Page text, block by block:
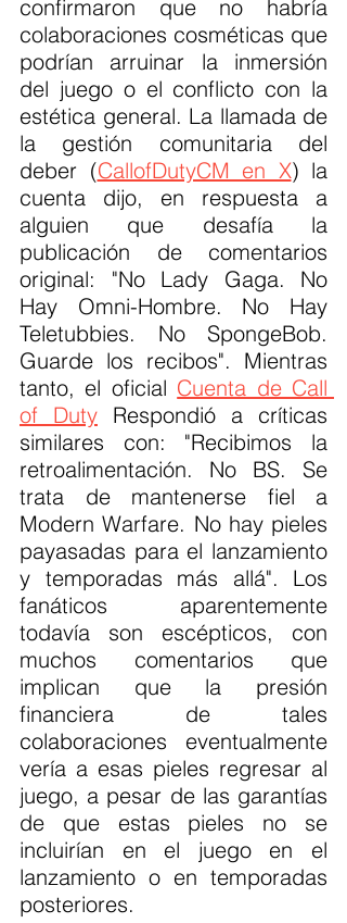
confirmaron que no habría
colaboraciones cosméticas que
podrían arruinar la inmersión
del juego o el conflicto con la
estética general. La llamada de
la gestión comunitaria del
deber (CallofDutyCM en X) la
cuenta dijo, en respuesta a
alguien que desafía la
publicación de comentarios
original: "No Lady Gaga. No
Hay Omni-Hombre. No Hay
Teletubbies. No SpongeBob.
Guarde los recibos". Mientras
tanto, el oficial Cuenta de Call
of Duty Respondió a críticas
similares con: "Recibimos la
retroalimentación. No BS. Se
trata de mantenerse fiel a
Modern Warfare. No hay pieles
payasadas para el lanzamiento
y temporadas más allá". Los
fanáticos aparentemente
todavía son escépticos, con
muchos comentarios que
implican que la presión
financiera de tales
colaboraciones eventualmente
vería a esas pieles regresar al
juego, a pesar de las garantías
de que estas pieles no se
incluirían en el juego en el
lanzamiento o en temporadas
posteriores.